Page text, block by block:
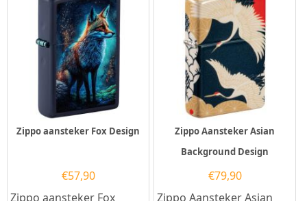
Zippo aansteker Fox Design
€57,90
Zippo aansteker Fox
Zippo Aansteker Asian
Background Design
€79,90
Zippo Aansteker Asian